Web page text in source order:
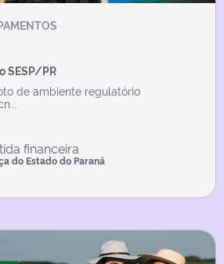
SESP/PR
de ambiente regulatório
financeira
do Estado do Paraná